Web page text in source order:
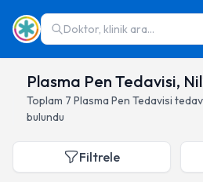
Doktor, klinik ara...
Plasma Pen Tedavisi,
Toplam 7 Plasma Pen Tedavisi
bulundu
Filtrele